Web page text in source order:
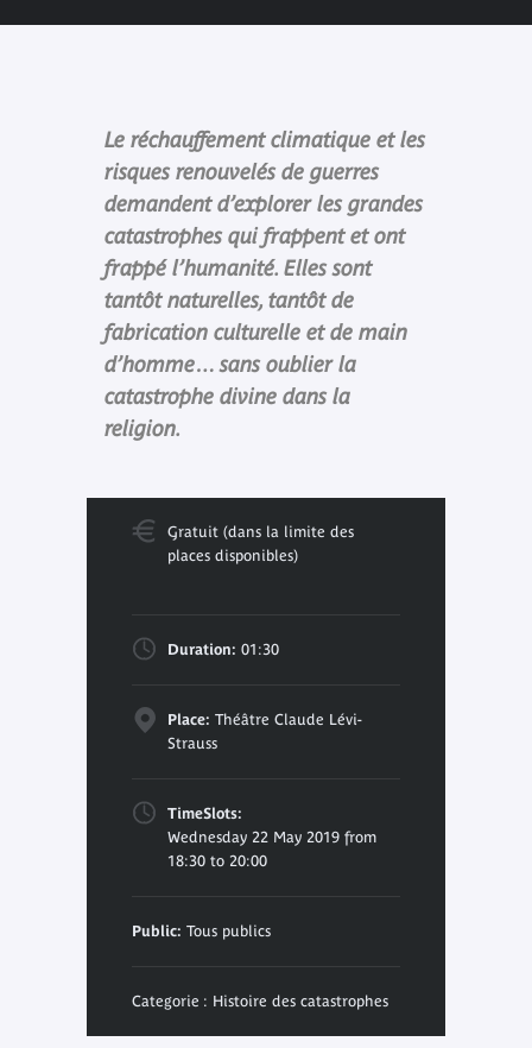
Le réchauffement climatique et les
risques renouvelés de guerres
demandent d’explorer les grandes
catastrophes qui frappent et ont
frappé l’humanité. Elles sont
tantôt naturelles, tantôt de
fabrication culturelle et de main
d’homme… sans oublier la
catastrophe divine dans la
religion.
Gratuit (dans la limite des
places disponibles)
Duration: 01:30
Place: Théâtre Claude Lévi-
Strauss
TimeSlots:
Wednesday 22 May 2019 from
18:30 to 20:00
Public: Tous publics
Categorie : Histoire des catastrophes